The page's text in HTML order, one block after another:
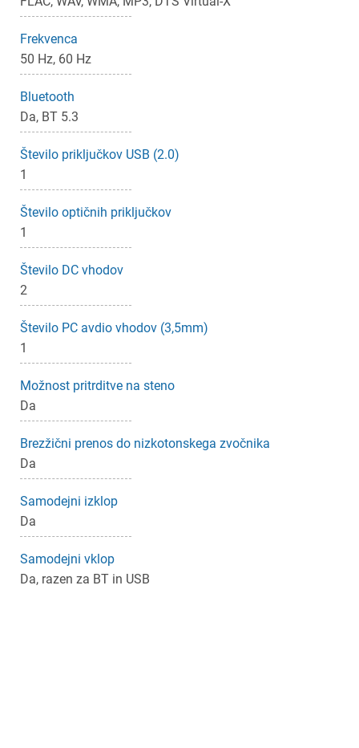
Frekvenca
50 Hz, 60 Hz
Bluetooth
Da, BT 5.3
Število priključkov USB (2.0)
1
Število optičnih priključkov
1
Število DC vhodov
2
Število PC avdio vhodov (3,5mm)
1
Možnost pritrditve na steno
Da
Brezžični prenos do nizkotonskega zvočnika
Da
Samodejni izklop
Da
Samodejni vklop
Da, razen za BT in USB
Za dodajanje na seznam želja morate biti prijavljeni.
Prekliči